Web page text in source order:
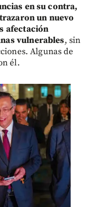
en su contra,
un nuevo
afectación
vulnerables, sin
Algunas de
él.